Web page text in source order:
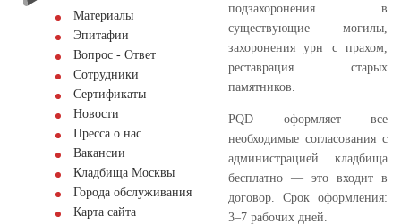
Материалы
Эпитафии
Вопрос - Ответ
Сотрудники
Сертификаты
Новости
Пресса о нас
Вакансии
Кладбища Москвы
Города обслуживания
Карта сайта
подзахоронения в
существующие могилы,
захоронения урн с прахом,
реставрация старых
памятников.
PQD оформляет все
необходимые согласования с
администрацией кладбища
бесплатно — это входит в
договор. Срок оформления:
3–7 рабочих дней.